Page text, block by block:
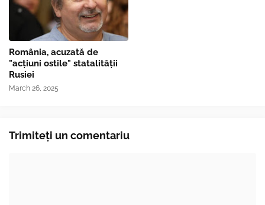
România, acuzată de
"acțiuni ostile" statalității
Rusiei
March 26, 2025
Trimiteți un comentariu